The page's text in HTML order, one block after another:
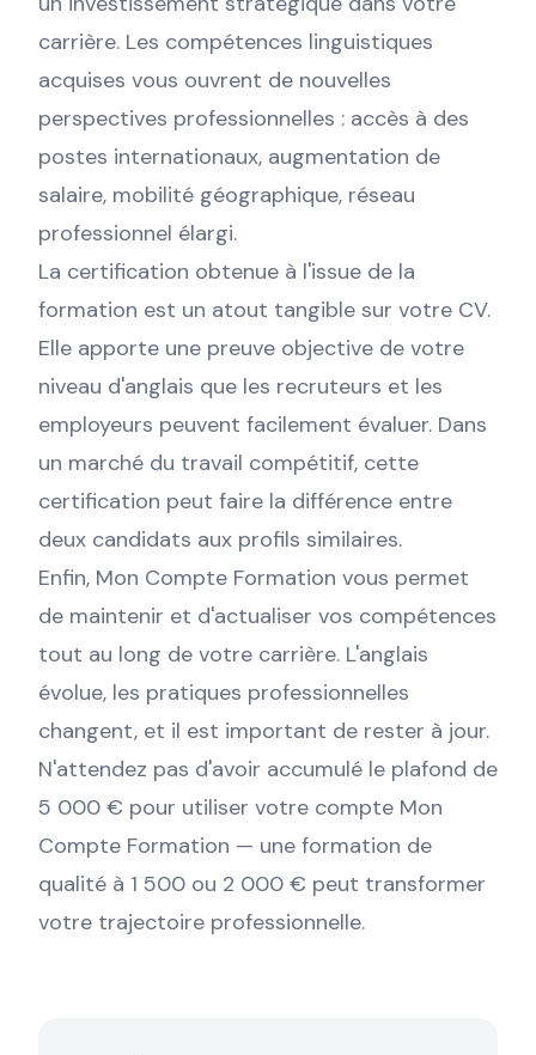
carrière. Les compétences linguistiques
acquises vous ouvrent de nouvelles
perspectives professionnelles : accès à des
postes internationaux, augmentation de
salaire, mobilité géographique, réseau
professionnel élargi.
La certification obtenue à l'issue de la
formation est un atout tangible sur votre CV.
Elle apporte une preuve objective de votre
niveau d'anglais que les recruteurs et les
employeurs peuvent facilement évaluer. Dans
un marché du travail compétitif, cette
certification peut faire la différence entre
deux candidats aux profils similaires.
Enfin, Mon Compte Formation vous permet
de maintenir et d'actualiser vos compétences
tout au long de votre carrière. L'anglais
évolue, les pratiques professionnelles
changent, et il est important de rester à jour.
N'attendez pas d'avoir accumulé le plafond de
5 000 € pour utiliser votre compte Mon
Compte Formation — une formation de
qualité à 1 500 ou 2 000 € peut transformer
votre trajectoire professionnelle.